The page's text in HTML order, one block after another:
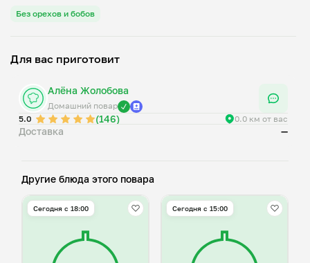
Без орехов и бобов
Для вас приготовит
Алёна Жолобова
Домашний повар
5.0
(146) 0.0 км от вас
Доставка —
Другие блюда этого повара
Сегодня с 18:00 Сегодня с 15:00